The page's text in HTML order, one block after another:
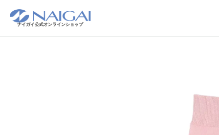
ナイガイ公式オンラインショップ